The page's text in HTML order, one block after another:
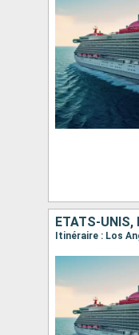
ÉTATS-UNIS,
Itinéraire : Los